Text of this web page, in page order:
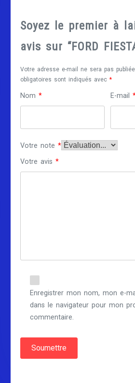
Soyez le premier à
avis sur “FORD
Votre adresse e-mail ne sera pas
obligatoires sont indiqués avec*
Nom* E-mail
Votre note*
Votre avis*
Enregistrer mon nom, mon e-
dans le navigateur pour mon
commentaire.